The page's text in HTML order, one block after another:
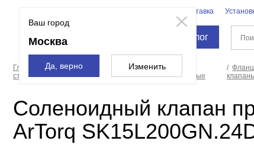
Ваш город
Москва
Да, верно Изменить
Доставка
Каталог
Главная
страница
Инженерная
сантехника
Клапаны
электромагнитные
Соленоидный клапан
ArTorq